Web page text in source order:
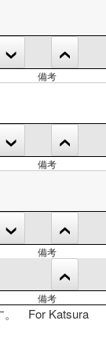
備考
備考
備考
備考
。 For Katsura